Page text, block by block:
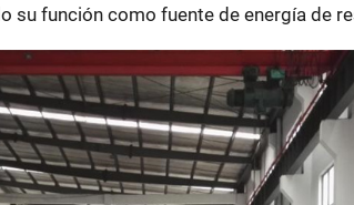
su función como fuente de energía de